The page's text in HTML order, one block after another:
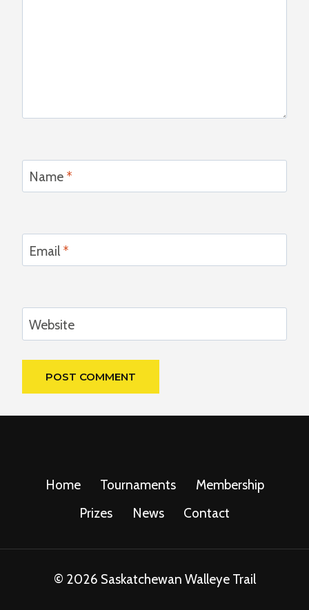
Name *
Email *
Website
Home Tournaments
Membership
Prizes
News Contact
© 2026 Saskatchewan Walleye Trail